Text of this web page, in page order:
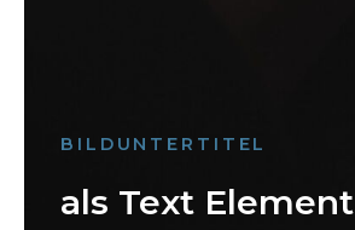
BILDUNTERTITEL
als Text Element